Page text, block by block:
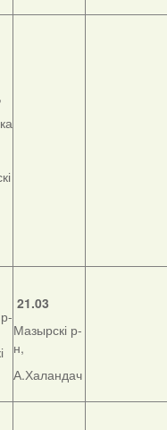
21.03
Мазырскі р-
н,
А.Халандач